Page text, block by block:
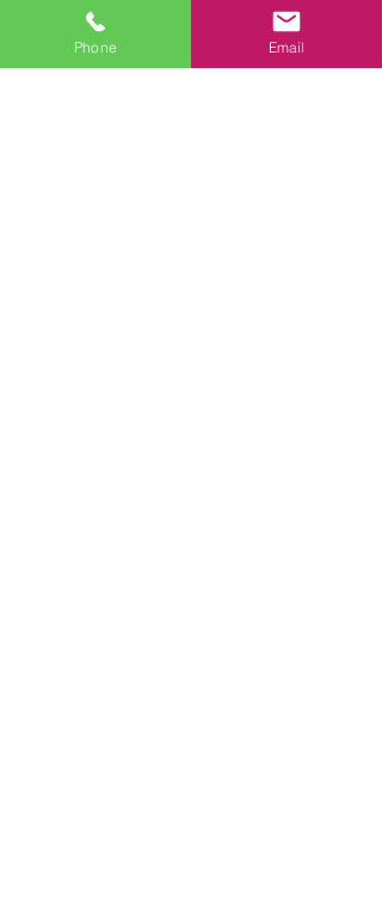
関連記事
Phone Email